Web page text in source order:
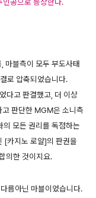
마블측이 모두 부도사태
로 압축되었습니다.
다고 판결했고, 더 이상
판단한 MGM은 소니측
모든 권리를 독점하는
[카지노 로얄]의 판권을
의한 것이지요.
름아닌 마블이었습니다.